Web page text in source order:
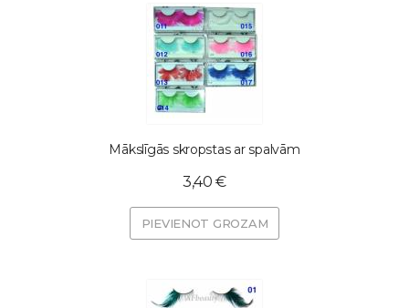
Mākslīgās skropstas ar spalvām
3,40 €
PIEVIENOT GROZAM